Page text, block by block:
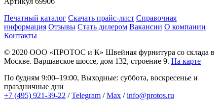
Печатный каталог Скачать прайс-лист Справочная
информация Отзывы Стать дилером Вакансии О компании
Контакты
© 2020 ООО «ПРОТОС и К» Швейная фурнитура со склада в
Москве. Варшавское шоссе, дом 132, строение 9. На карте
По будням 9:00–19:00, Выходные: суббота, воскресенье и
праздничные дни
+7 (495) 921-39-22 /Telegram /Max /info@protos.ru